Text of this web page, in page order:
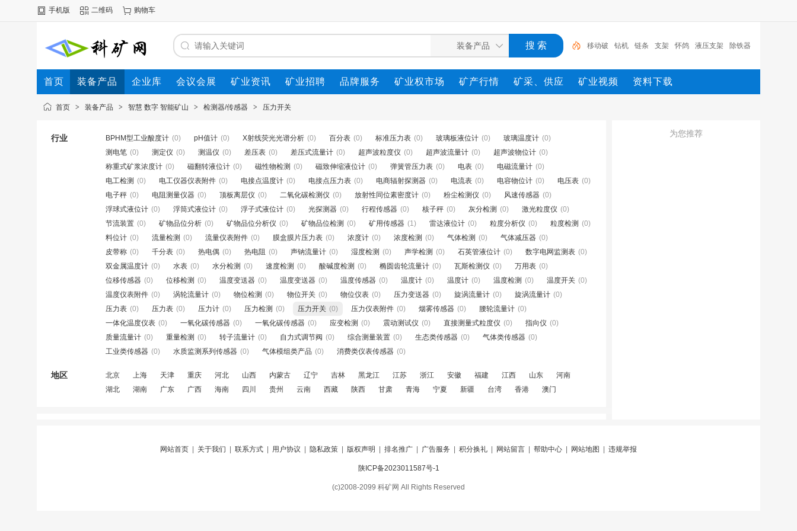
手机版 二维码 购物车
移动破 钻机 链条 支架 怀鸽 液压支架 除铁器
锚杆 电机 矿
首页 装备产品 企业库 会议会展 矿业资讯 矿业招聘 品牌服务 矿业权市场 矿产行情 矿采、供应 矿业视频 资料下载
首页 > 装备产品 > 智慧 数字 智能矿山 > 检测器/传感器 > 压力开关
行业 BPHM型工业酸度计 (0) pH值计 (0) X射线荧光光谱分析 (0) 百分表 (0) 标准压力表 (0) 玻璃板液位计 (0) 玻璃温度计 (0)
测电笔 (0) 测定仪 (0) 测温仪 (0) 差压表 (0) 差压式流量计 (0) 超声波粒度仪 (0) 超声波流量计 (0) 超声波物位计 (0)
称重式矿浆浓度计 (0) 磁翻转液位计 (0) 磁性物检测 (0) 磁致伸缩液位计 (0) 弹簧管压力表 (0) 电表 (0) 电磁流量计 (0)
电工检测 (0) 电工仪器仪表附件 (0) 电接点温度计 (0) 电接点压力表 (0) 电商辐射探测器 (0) 电流表 (0) 电容物位计 (0) 电压表 (0)
电子秤 (0) 电阻测量仪器 (0) 顶板离层仪 (0) 二氧化碳检测仪 (0) 放射性同位素密度计 (0) 粉尘检测仪 (0) 风速传感器 (0)
浮球式液位计 (0) 浮筒式液位计 (0) 浮子式液位计 (0) 光探测器 (0) 行程传感器 (0) 核子秤 (0) 灰分检测 (0) 激光粒度仪 (0)
节流装置 (0) 矿物品位分析 (0) 矿物品位分析仪 (0) 矿物品位检测 (0) 矿用传感器 (1) 雷达液位计 (0) 粒度分析仪 (0) 粒度检测 (0)
料位计 (0) 流量检测 (0) 流量仪表附件 (0) 膜盒膜片压力表 (0) 浓度计 (0) 浓度检测 (0) 气体检测 (0) 气体减压器 (0)
皮带称 (0) 千分表 (0) 热电偶 (0) 热电阻 (0) 声钠流量计 (0) 湿度检测 (0) 声学检测 (0) 石英管液位计 (0) 数字电网监测表 (0)
双金属温度计 (0) 水表 (0) 水分检测 (0) 速度检测 (0) 酸碱度检测 (0) 椭圆齿轮流量计 (0) 瓦斯检测仪 (0) 万用表 (0)
位移传感器 (0) 位移检测 (0) 温度变送器 (0) 温度变送器 (0) 温度传感器 (0) 温度计 (0) 温度计 (0) 温度检测 (0) 温度开关 (0)
温度仪表附件 (0) 涡轮流量计 (0) 物位检测 (0) 物位开关 (0) 物位仪表 (0) 压力变送器 (0) 旋涡流量计 (0) 旋涡流量计 (0)
压力表 (0) 压力表 (0) 压力计 (0) 压力检测 (0) 压力开关 (0) 压力仪表附件 (0) 烟雾传感器 (0) 腰轮流量计 (0)
一体化温度仪表 (0) 一氧化碳传感器 (0) 一氧化碳传感器 (0) 应变检测 (0) 震动测试仪 (0) 直接测量式粒度仪 (0) 指向仪 (0)
质量流量计 (0) 重量检测 (0) 转子流量计 (0) 自力式调节阀 (0) 综合测量装置 (0) 生态类传感器 (0) 气体类传感器 (0)
工业类传感器 (0) 水质监测系列传感器 (0) 气体模组类产品 (0) 消费类仪表传感器 (0)
地区 北京 上海 天津 重庆 河北 山西 内蒙古 辽宁 吉林 黑龙江 江苏 浙江 安徽 福建 江西 山东
河南
湖北
湖南 广东 广西 海南 四川 贵州 云南 西藏 陕西 甘肃 青海 宁夏 新疆 台湾 香港 澳门
为您推荐
网站首页 关于我们 联系方式 用户协议 隐私政策 版权声明 排名推广 广告服务 积分换礼 网站留言 帮助中心 网站地图 违规举报
陕ICP备2023011587号-1
(c)2008-2099 科矿网 All Rights Reserved